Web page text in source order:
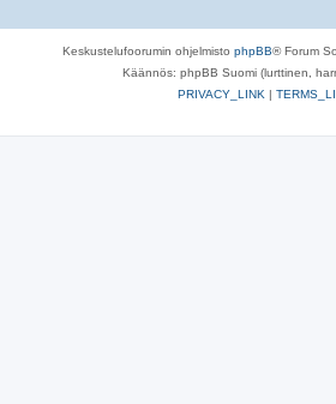
Keskustelufoorumin ohjelmisto phpBB® Forum
Käännös: phpBB Suomi (lurttinen,
PRIVACY_LINK |